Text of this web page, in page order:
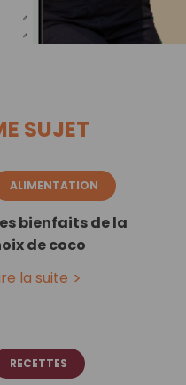
SUJET
ALIMENTATION
bienfaits de la
de coco
la suite
RECETTES